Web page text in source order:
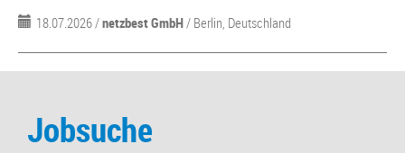
18.07.2026 /netzbest GmbH/ Berlin, Deutschland
Jobsuche